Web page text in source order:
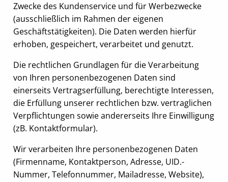
Zwecke des Kundenservice und für Werbezwecke
(ausschließlich im Rahmen der eigenen
Geschäftstätigkeiten). Die Daten werden hierfür
erhoben, gespeichert, verarbeitet und genutzt.
Die rechtlichen Grundlagen für die Verarbeitung
von Ihren personenbezogenen Daten sind
einerseits Vertragserfüllung, berechtigte Interessen,
die Erfüllung unserer rechtlichen bzw. vertraglichen
Verpflichtungen sowie andererseits Ihre Einwilligung
(zB. Kontaktformular).
Wir verarbeiten Ihre personenbezogenen Daten
(Firmenname, Kontaktperson, Adresse, UID.-
Nummer, Telefonnummer, Mailadresse, Website),